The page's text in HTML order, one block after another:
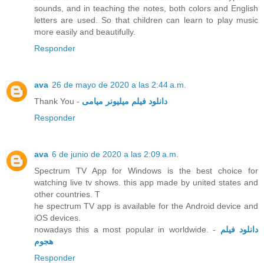
sounds, and in teaching the notes, both colors and English
letters are used. So that children can learn to play music
more easily and beautifully.
Responder
ava 26 de mayo de 2020 a las 2:44 a.m.
Thank You - دانلود فیلم میلیونر میامی
Responder
ava 6 de junio de 2020 a las 2:09 a.m.
Spectrum TV App for Windows is the best choice for
watching live tv shows. this app made by united states and
other countries. T
he spectrum TV app is available for the Android device and
iOS devices.
nowadays this a most popular in worldwide. - دانلود فیلم
هجوم
Responder